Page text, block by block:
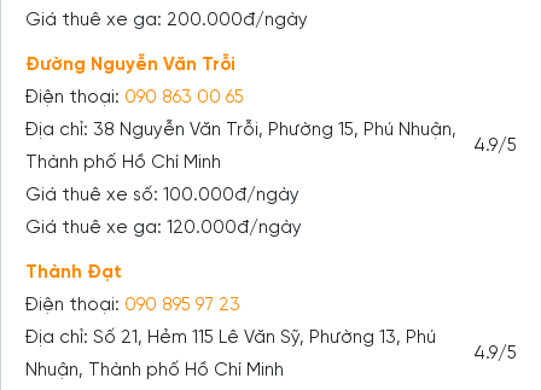
Giá thuê xe ga: 200.000đ/ngày
Đường Nguyễn Văn Trỗi
Điện thoại: 090 863 00 65
Địa chỉ: 38 Nguyễn Văn Trỗi, Phường 15, Phú Nhuận,
Thành phố Hồ Chí Minh
Giá thuê xe số: 100.000đ/ngày
Giá thuê xe ga: 120.000đ/ngày
4.9/5
Thành Đạt
Điện thoại: 090 895 97 23
Địa chỉ: Số 21, Hẻm 115 Lê Văn Sỹ, Phường 13, Phú
Nhuận, Thành phố Hồ Chí Minh
4.9/5